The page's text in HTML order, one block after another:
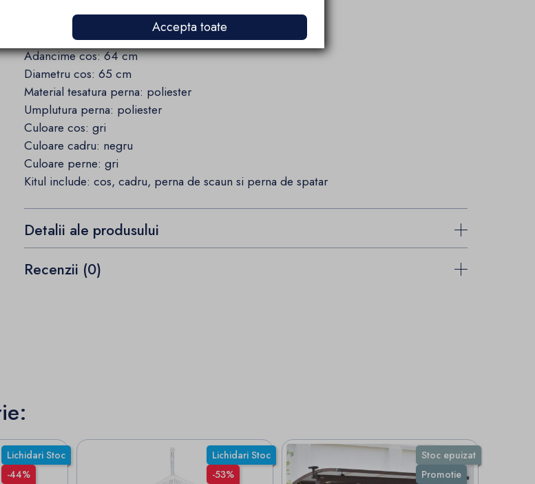
Dimensiuni baza: 100 cm
Inaltime totala: 195 cm
Adancime cos: 64 cm
Diametru cos: 65 cm
Material tesatura perna: poliester
Umplutura perna: poliester
Culoare cos: gri
Culoare cadru: negru
Culoare perne: gri
Kitul include: cos, cadru, perna de scaun si perna de spatar
Detalii ale produsului
Recenzii (0)
Lichidari Stoc
-44%
Lichidari Stoc
-53%
Stoc epuizat
Promotie
Accepta toate